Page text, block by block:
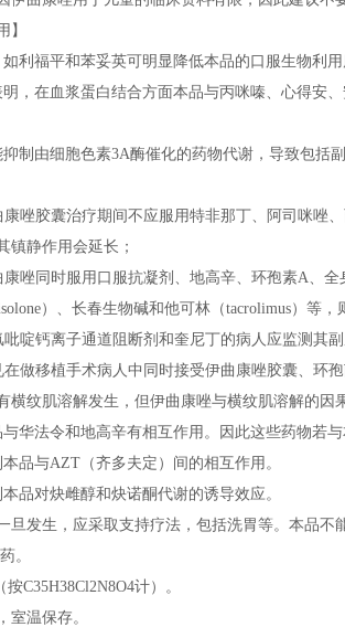
】
利福平和苯妥英可明显降低本品的口服生物利
，在血浆蛋白结合方面本品与丙咪嗪、心得安
制由细胞色素3A酶催化的药物代谢，导致包括
唑胶囊治疗期间不应服用特非那丁、阿司咪唑
镇静作用会延长；
唑同时服用口服抗凝剂、地高辛、环孢素A、全
）、长春生物碱和他可林（tacrolimus）等
啶钙离子通道阻断剂和奎尼丁的病人应监测其
做移植手术病人中同时接受伊曲康唑胶囊、环
横纹肌溶解发生，但伊曲康唑与横纹肌溶解的因
华法令和地高辛有相互作用。因此这些药物若与
品与AZT（齐多夫定）间的相互作用。
品对炔雌醇和炔诺酮代谢的诱导效应。
旦发生，应采取支持疗法，包括洗胃等。本品不
。
按C35H38Cl2N8O4计）。
室温保存。